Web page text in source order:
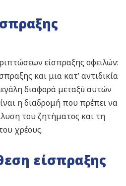
είσπραξης οφειλών:
και μια κατ’ αντιδικία
διαφορά μεταξύ αυτών
η διαδρομή που πρέπει να
του ζητήματος και τη
χρέους.
είσπραξης